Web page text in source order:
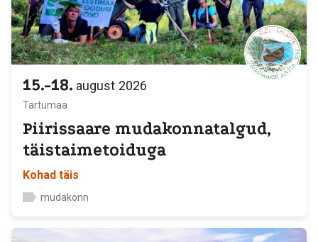
2026
15.-18. august
Tartumaa
Piirissaare mudakonnatalgud,
täistaimetoiduga
Kohad täis
mudakonn